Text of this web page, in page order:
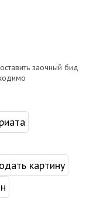
заочный бид
картину